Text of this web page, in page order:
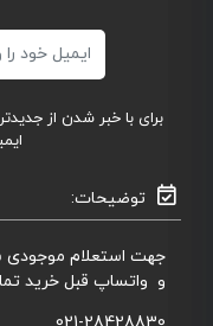
برای با خبر شدن از
توضیحات:
جهت استعلام موجودی
و واتساپ قبل خرید